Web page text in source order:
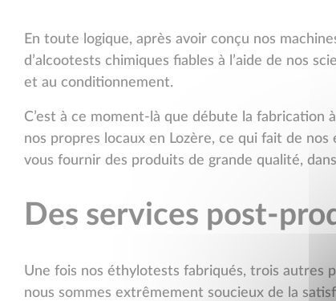
En toute logique, après avoir conçu nos
d’alcootests chimiques fiables à l’aide de nos
et au conditionnement.
C’est à ce moment-là que débute la fabrication
nos propres locaux en Lozère, ce qui fait de
vous fournir des produits de grande qualité,
Des services post-
Une fois nos éthylotests fabriqués, trois autres
nous sommes extrêmement soucieux de la